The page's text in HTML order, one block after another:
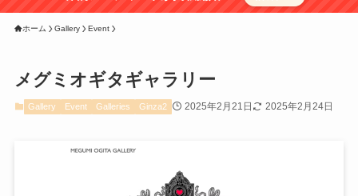
ホーム Gallery Event
メグミオギタギャラリー
Gallery Event Galleries Ginza2 2025年2月21日 2025年2月24日